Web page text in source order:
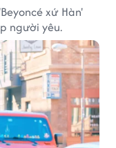
xứ Hàn'
người yêu.